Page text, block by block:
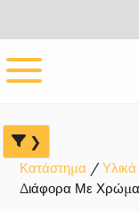
main
content
primary
sidebar
footer
Κατάστημα
Διάφορα Με Χρώμα